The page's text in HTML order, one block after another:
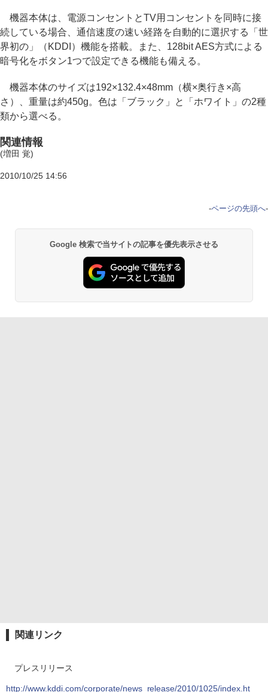
機器本体は、電源コンセントとTV用コンセントを同時に接
続している場合、通信速度の速い経路を自動的に選択する「世
界初の」（KDDI）機能を搭載。また、128bit AES方式による
暗号化をボタン1つで設定できる機能も備える。
機器本体のサイズは192×132.4×48mm（横×奥行き×高
さ）、重量は約450g。色は「ブラック」と「ホワイト」の2種
類から選べる。
関連情報
(増田 覚)
2010/10/25 14:56
-ページの先頭へ-
Google 検索で当サイトの記事を優先表示させる
関連リンク
プレスリリース
http://www.kddi.com/corporate/news_release/2010/1025/index.ht